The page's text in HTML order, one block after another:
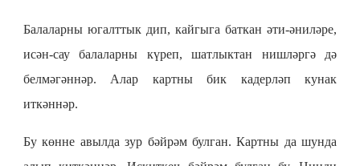
Балаларны югалттык дип, кайгыга баткан әти-әниләре,
исән-сау балаларны күреп, шатлыктан нишләргә дә
белмәгәннәр. Алар картны бик кадерләп кунак
иткәннәр.
Бу көнне авылда зур бәйрәм булган. Картны да шунда